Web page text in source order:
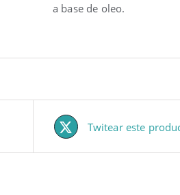
a base de oleo.
Twitear este